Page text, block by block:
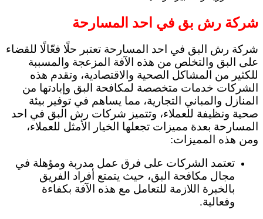
شركة رش بق في احد المسارحة
شركة رش البق في احد المسارحة تعتبر حلًا فعّالًا للقضاء
على البق والتخلص من هذه الآفة المزعجة والمسببة
للكثير من المشاكل الصحية والاقتصادية، وتقدم هذه
الشركات خدمات متخصصة لمكافحة البق وإبادتها من
المنازل والمباني التجارية، مما يساهم في توفير بيئة
صحية ونظيفة للعملاء، وتتميز شركات رش البق في احد
المسارحة بعدة مميزات تجعلها الخيار الأمثل للعملاء،
ومن هذه المميزات:
تعتمد الشركات على فرق عمل مدربة ومؤهلة في
مجال مكافحة البق، حيث يتمتع أفراد الفريق
بالخبرة اللازمة للتعامل مع هذه الآفة بكفاءة
وفعالية.